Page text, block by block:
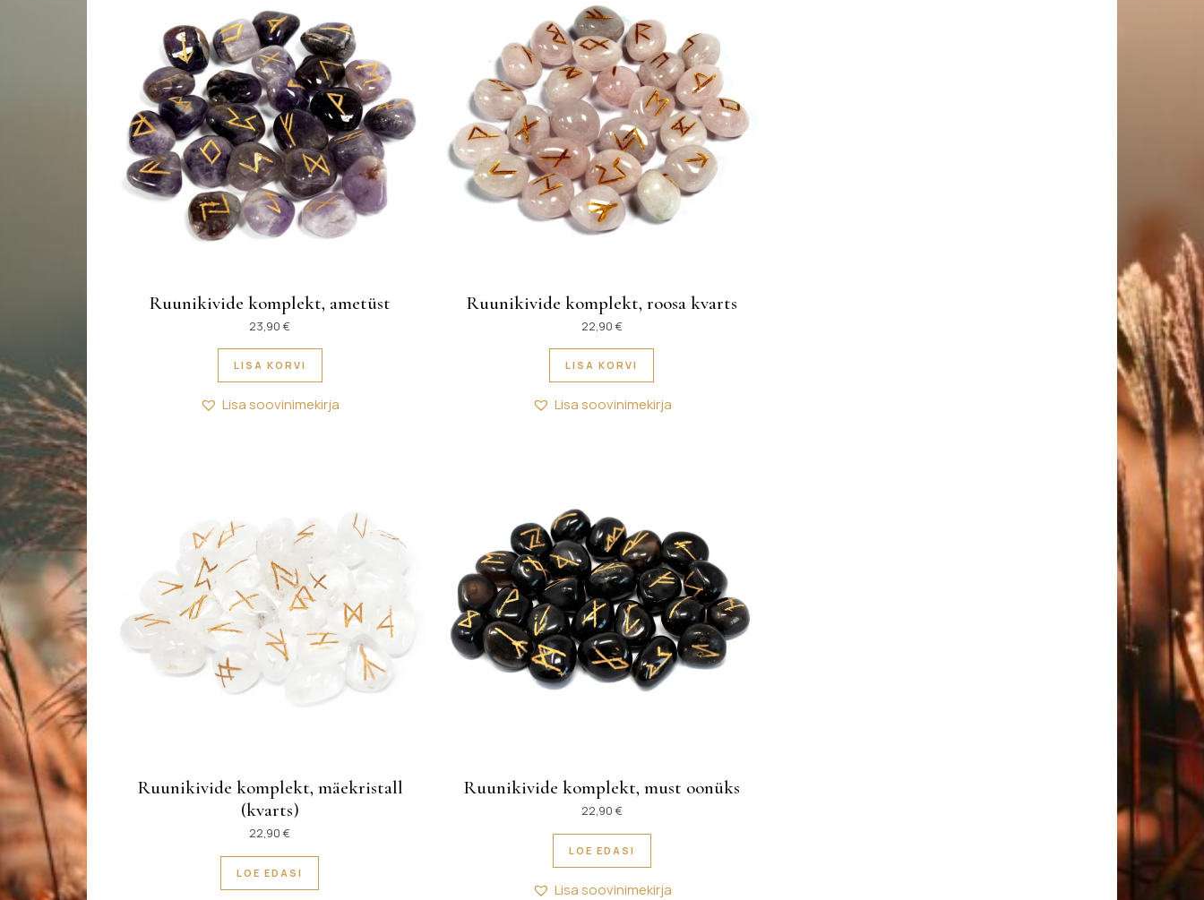
Ruunikivide komplekt, ametüst
23,90€
LISA KORVI
Lisa soovinimekirja
Ruunikivide komplekt, roosa kvarts
22,90 €
LISA KORVI
Lisa soovinimekirja
Ruunikivide komplekt, mäekristall
(kvarts)
22,90€
LOE EDASI
Ruunikivide komplekt, must oonüks
22,90 €
LOE EDASI
Lisa soovinimekirja